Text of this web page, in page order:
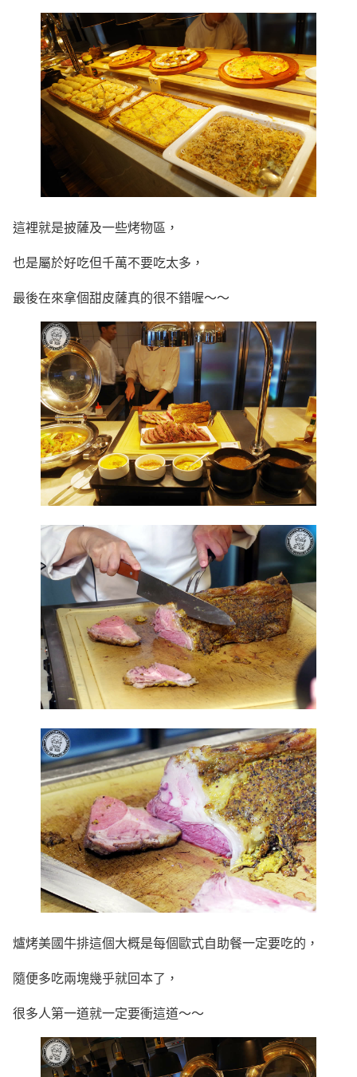
這裡就是披薩及一些烤物區，
也是屬於好吃但千萬不要吃太多，
最後在來拿個甜皮薩真的很不錯喔～～
爐烤美國牛排這個大概是每個歐式自助餐一定要吃的，
隨便多吃兩塊幾乎就回本了，
很多人第一道就一定要衝這道～～